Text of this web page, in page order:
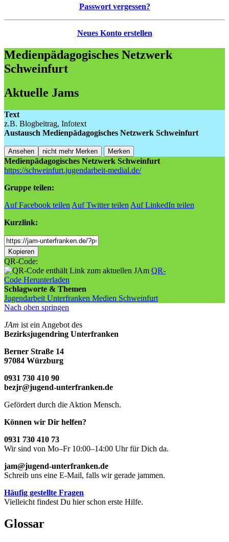
Passwort vergessen?
Neues Konto erstellen
Medienpädagogisches Netzwerk
Schweinfurt
Aktuelle Jams
Text
z.B. Blogbeitrag, Infotext
Austausch Medienpädagogisches Netzwerk Schweinfurt
Ansehen nicht mehr Merken Merken
Medienpädagogisches Netzwerk Schweinfurt
https://schweinfurt.jugendarbeit-medial.de/
Gruppe teilen:
Auf Facebook teilen Auf Twitter teilen Auf LinkedIn teilen
Kurzlink:
Shortlink
Kopieren
QR-Code:
QR-
Code Herunterladen
Schlagworte & Themen
Jugendarbeit Unterfranken Medien Schweinfurt
Nach oben springen
JAm ist ein Angebot des
Bezirksjugendring Unterfranken
Berner Straße 14
97084 Würzburg
0931 730 410 90
bezjr@jugend-unterfranken.de
Gefördert durch die Aktion Mensch.
Können wir Dir helfen?
0931 730 410 73
Wir sind von Mo–Fr 10:00–14:00 Uhr für Dich da.
jam@jugend-unterfranken.de
Schreib uns eine E-Mail, falls wir gerade jammen.
Häufig gestellte Fragen
Vielleicht findest Du hier schon erste Hilfe.
Glossar